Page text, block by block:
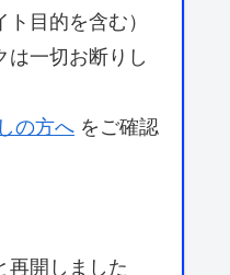
目的を含む）
は一切お断りし
の方へ をご確認
再開しました